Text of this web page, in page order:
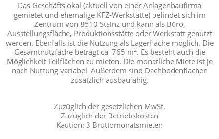
Das Geschäftslokal (aktuell von einer Anlagenbaufirma
gemietet und ehemalige KFZ-Werkstätte) befindet sich im
Zentrum von 8510 Stainz und kann als Büro,
Ausstellungsfläche, Produktionsstätte oder Werkstatt genutzt
werden. Ebenfalls ist die Nutzung als Lagerfläche möglich. Die
Gesamtnutzfäche beträgt ca. 765 m2. Es besteht auch die
Möglichkeit Teilflächen zu mieten. Die monatliche Miete ist je
nach Nutzung variabel. Außerdem sind Dachbodenflächen
zusätzlich ausbaufähig.
Zuzüglich der gesetzlichen MwSt.
Zuzüglich der Betriebskosten
Kaution: 3 Bruttomonatsmieten